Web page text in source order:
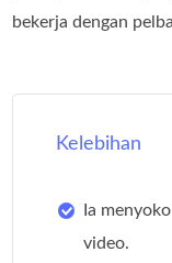
bekerja dengan
Kelebihan
Ia
video.